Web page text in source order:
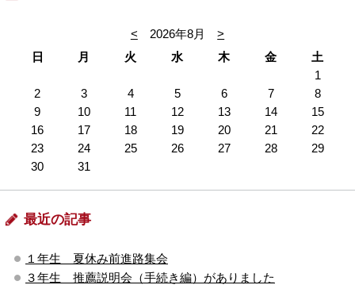
< 2026年8月
>
日
月 火 水 木 金
土
1
2
3 4 5 6 7
8
9
10 11 12 13 14
15
16
17 18 19 20 21
22
23
24 25 26 27 28
29
30
31
最近の記事
１年生 夏休み前進路集会
３年生 推薦説明会（手続き編）がありました